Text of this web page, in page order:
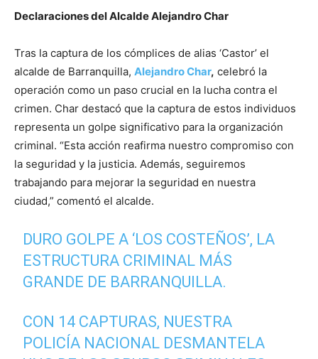
Declaraciones del Alcalde Alejandro Char
Tras la captura de los cómplices de alias ‘Castor’ el
alcalde de Barranquilla, Alejandro Char, celebró la
operación como un paso crucial en la lucha contra el
crimen. Char destacó que la captura de estos individuos
representa un golpe significativo para la organización
criminal. “Esta acción reafirma nuestro compromiso con
la seguridad y la justicia. Además, seguiremos
trabajando para mejorar la seguridad en nuestra
ciudad,” comentó el alcalde.
DURO GOLPE A ‘LOS COSTEÑOS’, LA
ESTRUCTURA CRIMINAL MÁS
GRANDE DE BARRANQUILLA.
CON 14 CAPTURAS, NUESTRA
POLICÍA NACIONAL DESMANTELA